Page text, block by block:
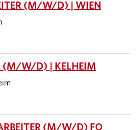
(M/W/D) | WIEN
(M/W/D) | KELHEIM
(M/W/D) FO